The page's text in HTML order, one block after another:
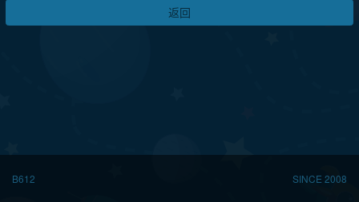
返回
B612 SINCE 2008